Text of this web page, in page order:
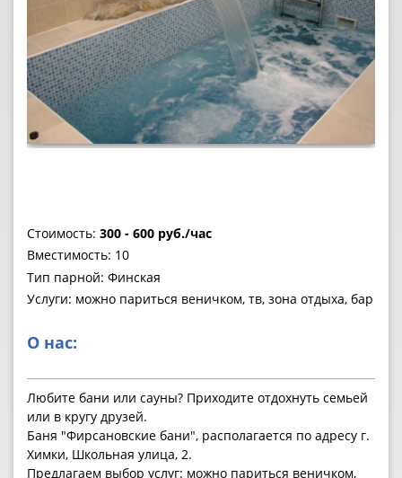
Стоимость: 300 - 600 руб./час
Вместимость: 10
Тип парной: Финская
Услуги: можно париться веничком, тв, зона отдыха, бар
О нас:
Любите бани или сауны? Приходите отдохнуть семьей
или в кругу друзей.
Баня "Фирсановские бани", располагается по адресу г.
Химки, Школьная улица, 2.
Предлагаем выбор услуг: можно париться веничком,